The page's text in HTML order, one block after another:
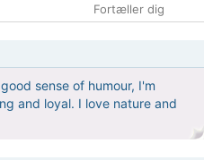
Fortæller dig
sense of humour, I'm
and loyal. I love nature and